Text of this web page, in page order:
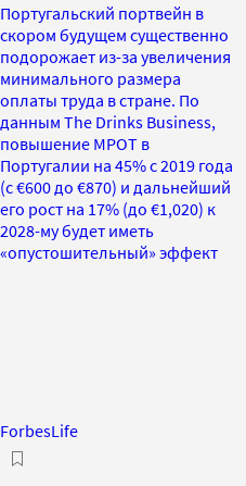
Португальский портвейн в
скором будущем существенно
подорожает из-за увеличения
минимального размера
оплаты труда в стране. По
данным The Drinks Business,
повышение МРОТ в
Португалии на 45% с 2019 года
(с €600 до €870) и дальнейший
его рост на 17% (до €1,020) к
2028-му будет иметь
«опустошительный» эффект
ForbesLife